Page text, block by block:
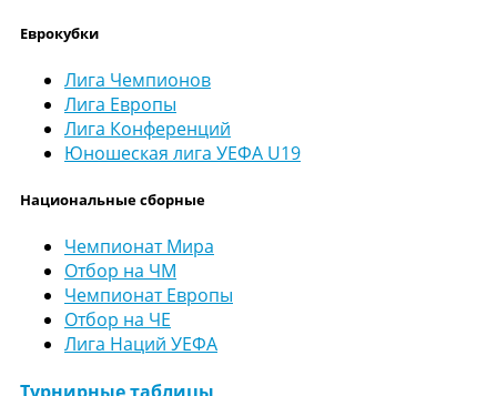
Еврокубки
Лига Чемпионов
Лига Европы
Лига Конференций
Юношеская лига УЕФА U19
Национальные сборные
Чемпионат Мира
Отбор на ЧМ
Чемпионат Европы
Отбор на ЧЕ
Лига Наций УЕФА